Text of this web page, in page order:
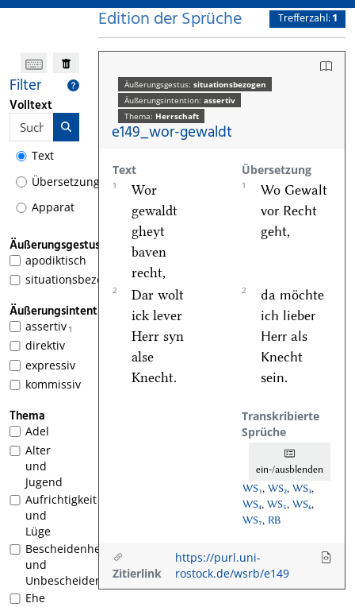
Filter
Volltext
Text
Übersetzung
Apparat
Äußerungsgestus
apodiktisch
1
situationsbezogen
Äußerungsintention
1
assertiv
direktiv
expressiv
kommissiv
Thema
Adel
Alter
und
Jugend
Aufrichtigkeit
und
Lüge
Bescheidenheit
und
Unbescheidenheit
Ehe
Edition der Sprüche Trefferzahl:1
Äußerungsgestus: situationsbezogen
Äußerungsintention: assertiv
Thema: Herrschaft
e149_wor-gewaldt
Text Übersetzung
1
Wor
gewaldt
gheyt
baven
recht,
1
Wo Gewalt
vor Recht
geht,
2
Dar wolt
ick lever
Herr syn
alse
Knecht.
2
da möchte
ich lieber
Herr als
Knecht
sein.
Transkribierte
Sprüche
ein-/ausblenden
WS₁, WS₂, WS₃,
WS₄, WS₅, WS₆,
WS₇, RB
Zitierlink
https://purl.uni-
rostock.de/wsrb/e149